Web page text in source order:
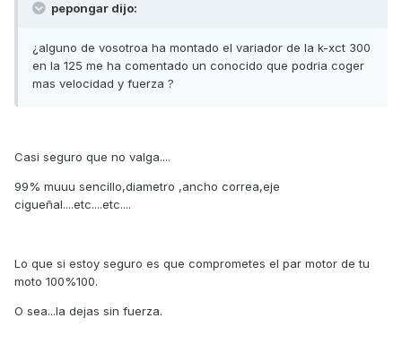
pepongar dijo:
¿alguno de vosotroa ha montado el variador de la k-xct 300
en la 125 me ha comentado un conocido que podria coger
mas velocidad y fuerza ?
Casi seguro que no valga....
99% muuu sencillo,diametro ,ancho correa,eje
cigueñal....etc....etc....
Lo que si estoy seguro es que comprometes el par motor de tu
moto 100%100.
O sea...la dejas sin fuerza.